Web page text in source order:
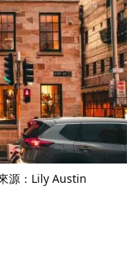
源：Lily Austin